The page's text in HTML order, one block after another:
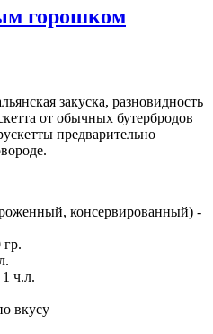
горошком
закуска, разновидность
от обычных бутербродов
предварительно
консервированный) -
ч.л.
вкусу